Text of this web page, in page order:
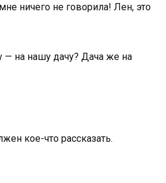
ничего не говорила! Лен, это
на нашу дачу? Дача же на
кое-что рассказать.